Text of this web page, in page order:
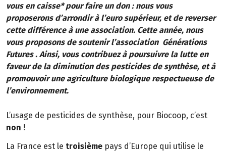
vous en caisse* pour faire un don : nous vous
proposerons d’arrondir à l’euro supérieur, et de reverser
cette différence à une association. Cette année, nous
vous proposons de soutenir l’association Générations
Futures . Ainsi, vous contribuez à poursuivre la lutte en
faveur de la diminution des pesticides de synthèse, et à
promouvoir une agriculture biologique respectueuse de
l’environnement.
L’usage de pesticides de synthèse, pour Biocoop, c’est
non !
La France est le troisième pays d’Europe qui utilise le